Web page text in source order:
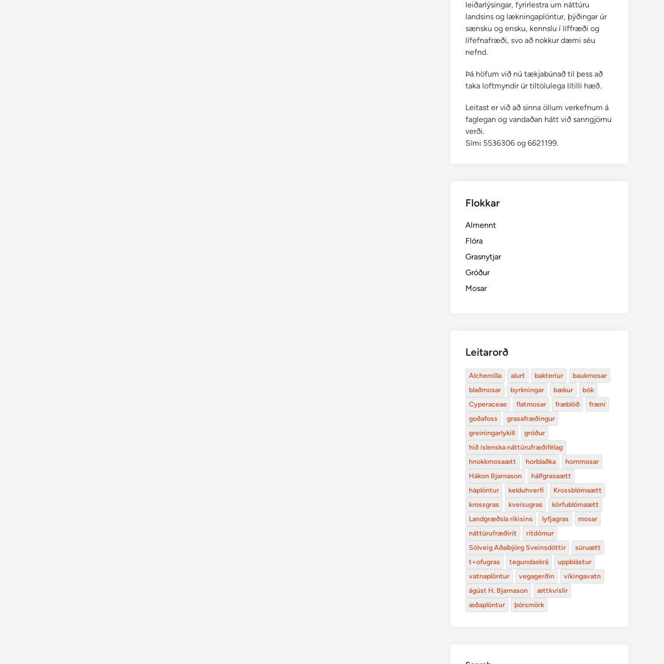
leiðarlýsingar, fyrirlestra um náttúru
landsins og lækningaplöntur, þýðingar úr
sænsku og ensku, kennslu í líffræði og
lífefnafræði, svo að nokkur dæmi séu
nefnd.
Þá höfum við nú tækjabúnað til þess að
taka loftmyndir úr tiltölulega lítilli hæð.
Leitast er við að sinna öllum verkefnum á
faglegan og vandaðan hátt við sanngjörnu
verði.
Sími 5536306 og 6621199.
Flokkar
Almennt
Flóra
Grasnytjar
Gróður
Mosar
Leitarorð
Alchemilla alurt bakteríur
baukmosar
blaðmosar
byrkningar bækur
bók
Cyperaceae
flatmosar fræblöð
fræni
goðafoss
grasafræðingur
greiningarlykill
gróður
hið íslenska náttúrufræðifélag
hnokkmosaætt
horblaðka
hornmosar
Hákon Bjarnason
hálfgrasaætt
háplöntur
kelduhverfi
Krossblómaætt
krossgras
kveisugras
körfublómaætt
Landgræðsla ríkisins
lyfjagras
mosar
náttúrufræðirit
ritdómur
Sólveig Aðalbjörg Sveinsdóttir
súruætt
t+ofugras
tegundaskrá
uppblástur
vatnaplöntur
vegagerðin
víkingavatn
ágúst H. Bjarnason
ættkvíslir
æðaplöntur
þórsmörk